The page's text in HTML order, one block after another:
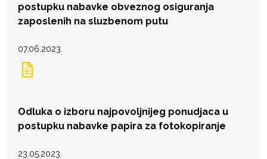
postupku nabavke obveznog osiguranja
zaposlenih na sluzbenom putu
07.06.2023.
Odluka o izboru najpovoljnijeg ponudjaca u
postupku nabavke papira za fotokopiranje
23.05.2023.